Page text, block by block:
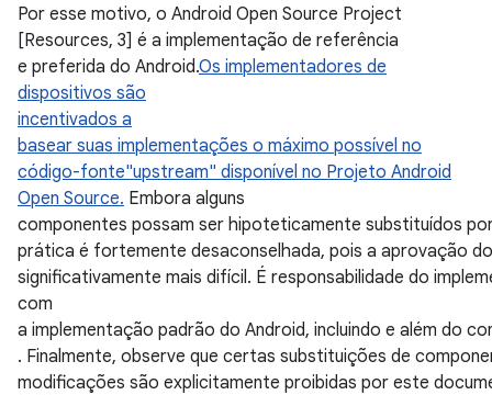
Por esse motivo, o Android Open Source Project
[Resources, 3] é a implementação de referência
e preferida do Android.Os implementadores de
dispositivos são
incentivados a
basear suas implementações o máximo possível no
código-fonte"upstream" disponível no Projeto Android
Open Source. Embora alguns
componentes possam ser hipoteticamente substituídos
prática é fortemente desaconselhada, pois a aprovação
significativamente mais difícil. É responsabilidade do
com
a implementação padrão do Android, incluindo e além do
. Finalmente, observe que certas substituições de
modificações são explicitamente proibidas por este